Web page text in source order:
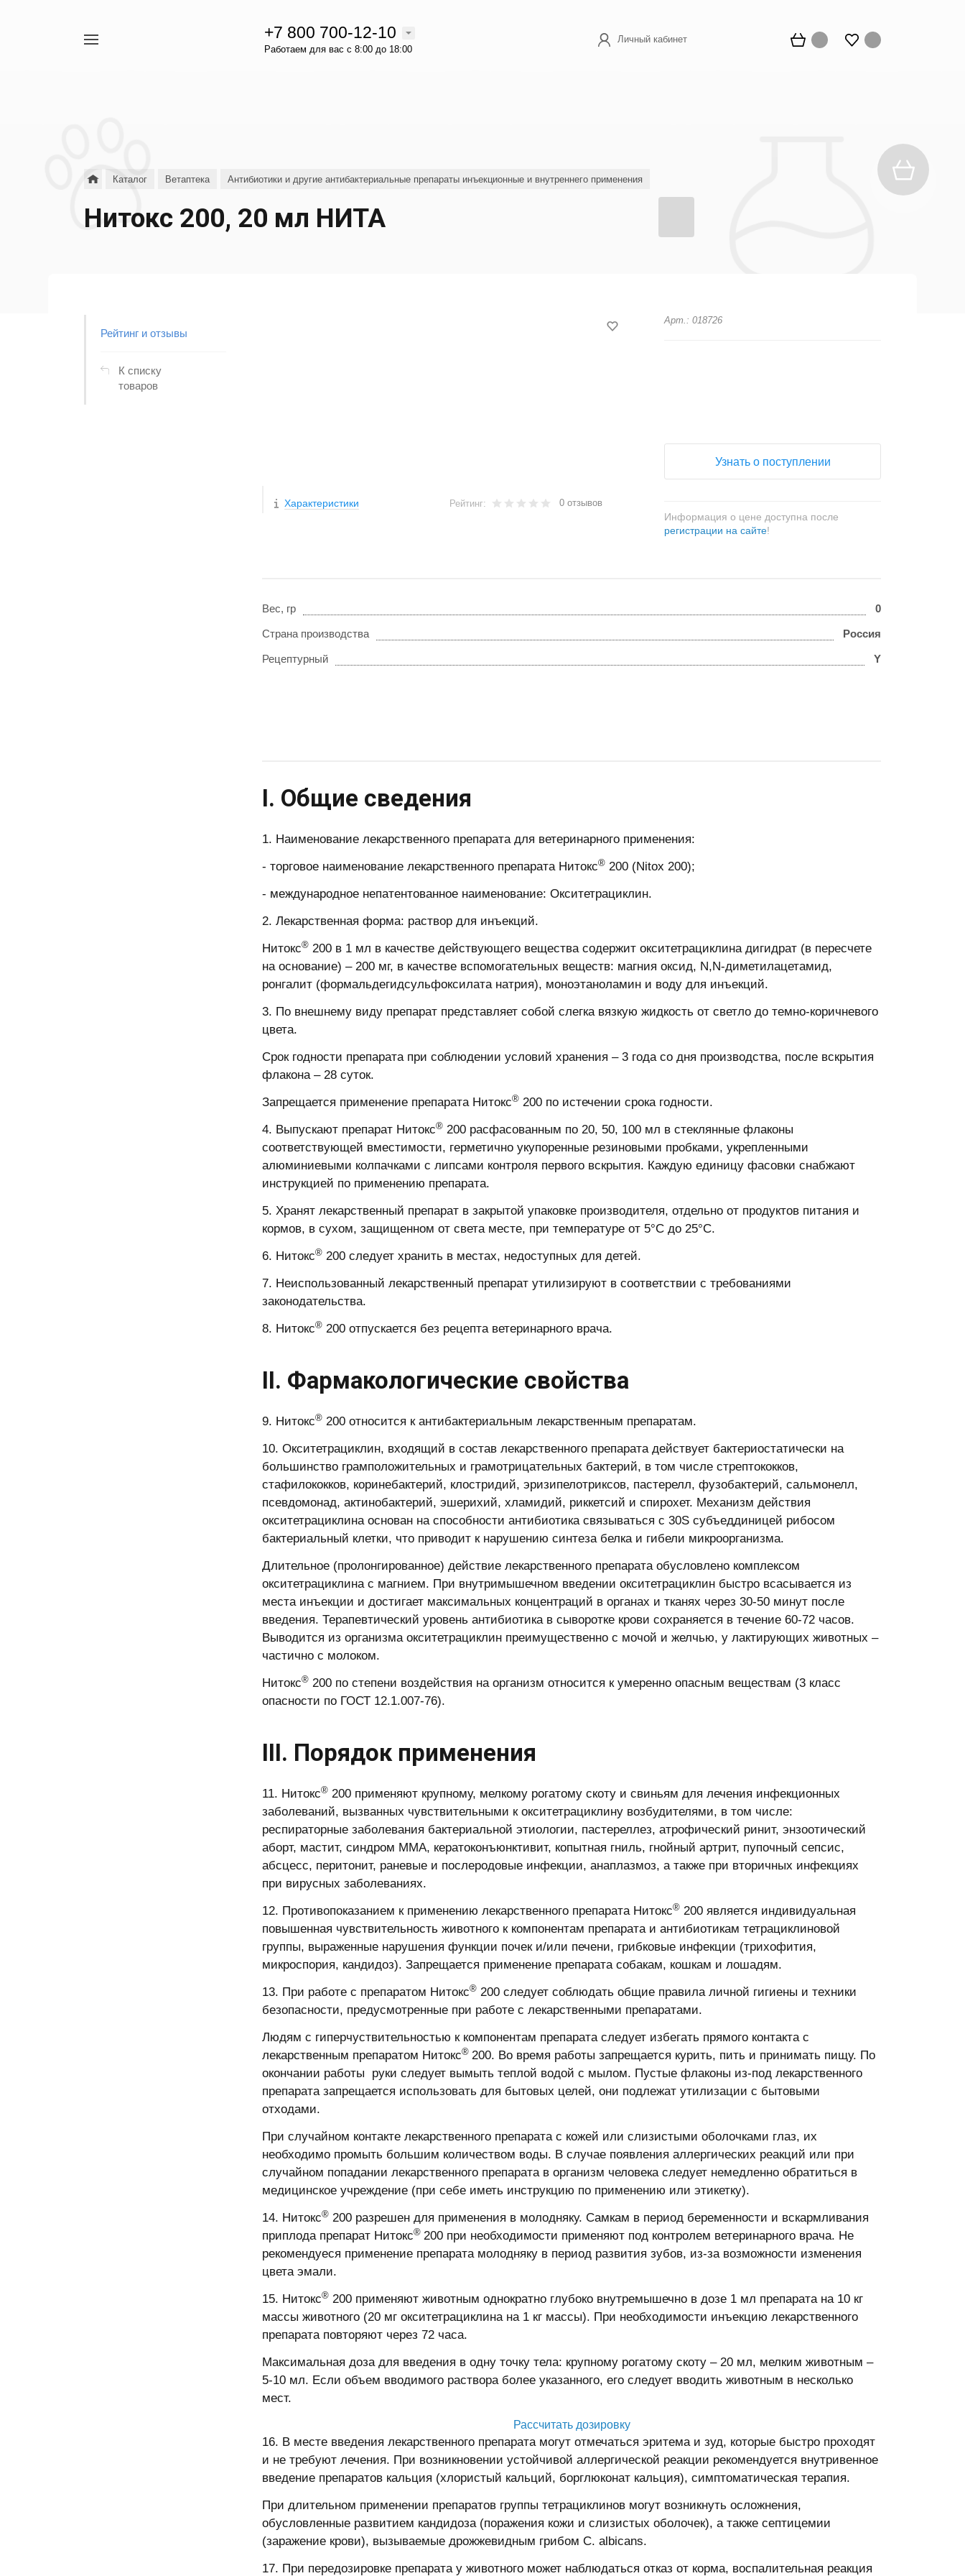
+7 800 700-12-10
Работаем для вас с 8:00 до 18:00
Личный кабинет
Каталог Ветаптека Антибиотики и другие антибактериальные препараты инъекционные и внутреннего применения
Нитокс 200, 20 мл НИТА
Рейтинг и отзывы
К списку
товаров
Характеристики Рейтинг: 0 отзывов
Арт.: 018726
Узнать о поступлении
Информация о цене доступна после
регистрации на сайте!
Вес, гр 0
Страна производства Россия
Рецептурный Y
I. Общие сведения
1. Наименование лекарственного препарата для ветеринарного применения:
- торговое наименование лекарственного препарата Нитокс® 200 (Nitox 200);
- международное непатентованное наименование: Окситетрациклин.
2. Лекарственная форма: раствор для инъекций.
Нитокс® 200 в 1 мл в качестве действующего вещества содержит окситетрациклина дигидрат (в пересчете
на основание) – 200 мг, в качестве вспомогательных веществ: магния оксид, N,N-диметилацетамид,
ронгалит (формальдегидсульфоксилата натрия), моноэтаноламин и воду для инъекций.
3. По внешнему виду препарат представляет собой слегка вязкую жидкость от светло до темно-коричневого
цвета.
Срок годности препарата при соблюдении условий хранения – 3 года со дня производства, после вскрытия
флакона – 28 суток.
Запрещается применение препарата Нитокс® 200 по истечении срока годности.
4. Выпускают препарат Нитокс® 200 расфасованным по 20, 50, 100 мл в стеклянные флаконы
соответствующей вместимости, герметично укупоренные резиновыми пробками, укрепленными
алюминиевыми колпачками с липсами контроля первого вскрытия. Каждую единицу фасовки снабжают
инструкцией по применению препарата.
5. Хранят лекарственный препарат в закрытой упаковке производителя, отдельно от продуктов питания и
кормов, в сухом, защищенном от света месте, при температуре от 5°С до 25°С.
6. Нитокс® 200 следует хранить в местах, недоступных для детей.
7. Неиспользованный лекарственный препарат утилизируют в соответствии с требованиями
законодательства.
8. Нитокс® 200 отпускается без рецепта ветеринарного врача.
II. Фармакологические свойства
9. Нитокс® 200 относится к антибактериальным лекарственным препаратам.
10. Окситетрациклин, входящий в состав лекарственного препарата действует бактериостатически на
большинство грамположительных и грамотрицательных бактерий, в том числе стрептококков,
стафилококков, коринебактерий, клостридий, эризипелотриксов, пастерелл, фузобактерий, сальмонелл,
псевдомонад, актинобактерий, эшерихий, хламидий, риккетсий и спирохет. Механизм действия
окситетрациклина основан на способности антибиотика связываться с 30S субъеддиницей рибосом
бактериальный клетки, что приводит к нарушению синтеза белка и гибели микроорганизма.
Длительное (пролонгированное) действие лекарственного препарата обусловлено комплексом
окситетрациклина с магнием. При внутримышечном введении окситетрациклин быстро всасывается из
места инъекции и достигает максимальных концентраций в органах и тканях через 30-50 минут после
введения. Терапевтический уровень антибиотика в сыворотке крови сохраняется в течение 60-72 часов.
Выводится из организма окситетрациклин преимущественно с мочой и желчью, у лактирующих животных –
частично с молоком.
Нитокс® 200 по степени воздействия на организм относится к умеренно опасным веществам (3 класс
опасности по ГОСТ 12.1.007-76).
III. Порядок применения
11. Нитокс® 200 применяют крупному, мелкому рогатому скоту и свиньям для лечения инфекционных
заболеваний, вызванных чувствительными к окситетрациклину возбудителями, в том числе:
респираторные заболевания бактериальной этиологии, пастереллез, атрофический ринит, энзоотический
аборт, мастит, синдром ММА, кератоконъюнктивит, копытная гниль, гнойный артрит, пупочный сепсис,
абсцесс, перитонит, раневые и послеродовые инфекции, анаплазмоз, а также при вторичных инфекциях
при вирусных заболеваниях.
12. Противопоказанием к применению лекарственного препарата Нитокс® 200 является индивидуальная
повышенная чувствительность животного к компонентам препарата и антибиотикам тетрациклиновой
группы, выраженные нарушения функции почек и/или печени, грибковые инфекции (трихофития,
микроспория, кандидоз). Запрещается применение препарата собакам, кошкам и лошадям.
13. При работе с препаратом Нитокс® 200 следует соблюдать общие правила личной гигиены и техники
безопасности, предусмотренные при работе с лекарственными препаратами.
Людям с гиперчуствительностью к компонентам препарата следует избегать прямого контакта с
лекарственным препаратом Нитокс® 200. Во время работы запрещается курить, пить и принимать пищу. По
окончании работы руки следует вымыть теплой водой с мылом. Пустые флаконы из-под лекарственного
препарата запрещается использовать для бытовых целей, они подлежат утилизации с бытовыми
отходами.
При случайном контакте лекарственного препарата с кожей или слизистыми оболочками глаз, их
необходимо промыть большим количеством воды. В случае появления аллергических реакций или при
случайном попадании лекарственного препарата в организм человека следует немедленно обратиться в
медицинское учреждение (при себе иметь инструкцию по применению или этикетку).
14. Нитокс® 200 разрешен для применения в молодняку. Самкам в период беременности и вскармливания
приплода препарат Нитокс® 200 при необходимости применяют под контролем ветеринарного врача. Не
рекомендуеся применение препарата молодняку в период развития зубов, из-за возможности изменения
цвета эмали.
15. Нитокс® 200 применяют животным однократно глубоко внутремышечно в дозе 1 мл препарата на 10 кг
массы животного (20 мг окситетрациклина на 1 кг массы). При необходимости инъекцию лекарственного
препарата повторяют через 72 часа.
Максимальная доза для введения в одну точку тела: крупному рогатому скоту – 20 мл, мелким животным –
5-10 мл. Если объем вводимого раствора более указанного, его следует вводить животным в несколько
мест.
Рассчитать дозировку
16. В месте введения лекарственного препарата могут отмечаться эритема и зуд, которые быстро проходят
и не требуют лечения. При возникновении устойчивой аллергической реакции рекомендуется внутривенное
введение препаратов кальция (хлористый кальций, борглюконат кальция), симптоматическая терапия.
При длительном применении препаратов группы тетрациклинов могут возникнуть осложнения,
обусловленные развитием кандидоза (поражения кожи и слизистых оболочек), а также септицемии
(заражение крови), вызываемые дрожжевидным грибом C. albicans.
17. При передозировке препарата у животного может наблюдаться отказ от корма, воспалительная реакция